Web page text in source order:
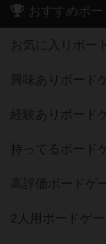
おすすめボ
お気に入りボー
興味ありボード
経験ありボード
持ってるボード
高評価ボードゲ
2人用ボードゲ